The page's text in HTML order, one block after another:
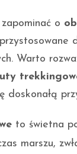
o
Warto
doskonałą
to świetna
marszu,